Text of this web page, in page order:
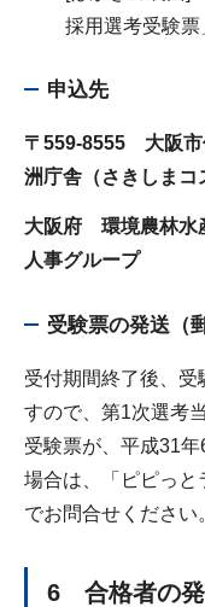
採用選考受験票
申込先
〒559-8555 大阪
洲庁舎（さきしまコ
大阪府 環境農林水
人事グループ
受験票の発送（
受付期間終了後、受
すので、第1次選考
受験票が、平成31
場合は、「ピピっと
でお問合せください
6 合格者の